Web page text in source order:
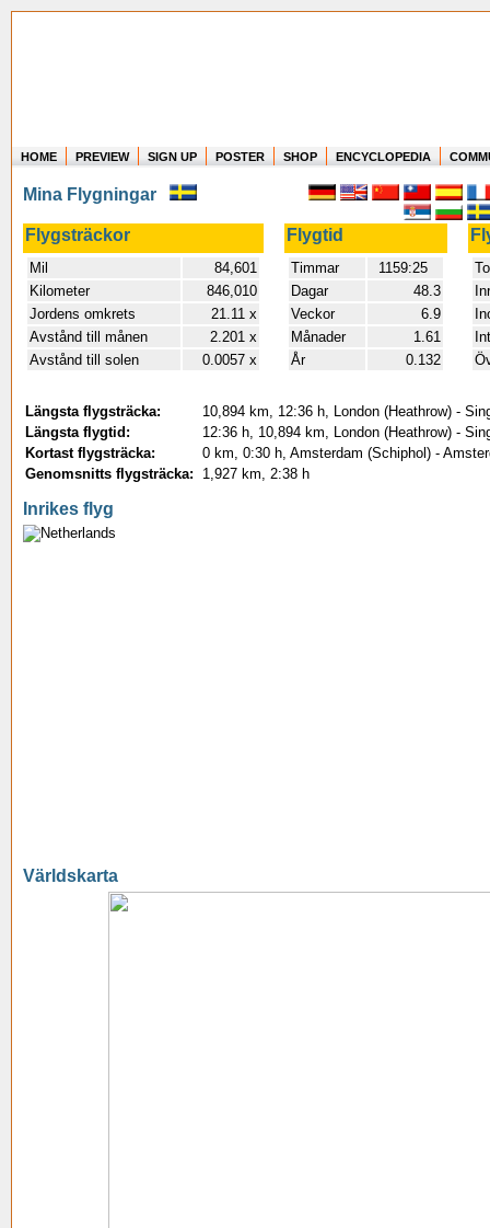
Where in the world have you flown?
How long have you been in the air?
Create your own FlightMemory and see!
HOME PREVIEW SIGN UP POSTER SHOP ENCYCLOPEDIA
Mina Flygningar
Flygsträckor Flygtid
Mil
84,601
Kilometer
846,010
Jordens omkrets
21.11 x
Avstånd till månen
2.201 x
Avstånd till solen
0.0057 x
Timmar
1159:25
Dagar
48.3
Veckor
6.9
Månader
1.61
År
0.132
Längsta flygsträcka:
10,894 km, 12:36 h, London (Heathrow) -
Längsta flygtid:
12:36 h, 10,894 km, London (Heathrow) -
Kortast flygsträcka:
0 km, 0:30 h, Amsterdam (Schiphol) -
Genomsnitts flygsträcka:
1,927 km, 2:38 h
Inrikes flyg
Världskarta